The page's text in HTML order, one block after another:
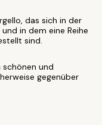
das sich in der
in dem eine Reihe
sind.
schönen und
gegenüber